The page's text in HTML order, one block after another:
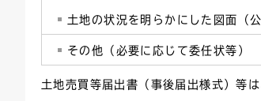
土地の状況を明らかにした図面（公
その他（必要に応じて委任状等）
土地売買等届出書（事後届出様式）等